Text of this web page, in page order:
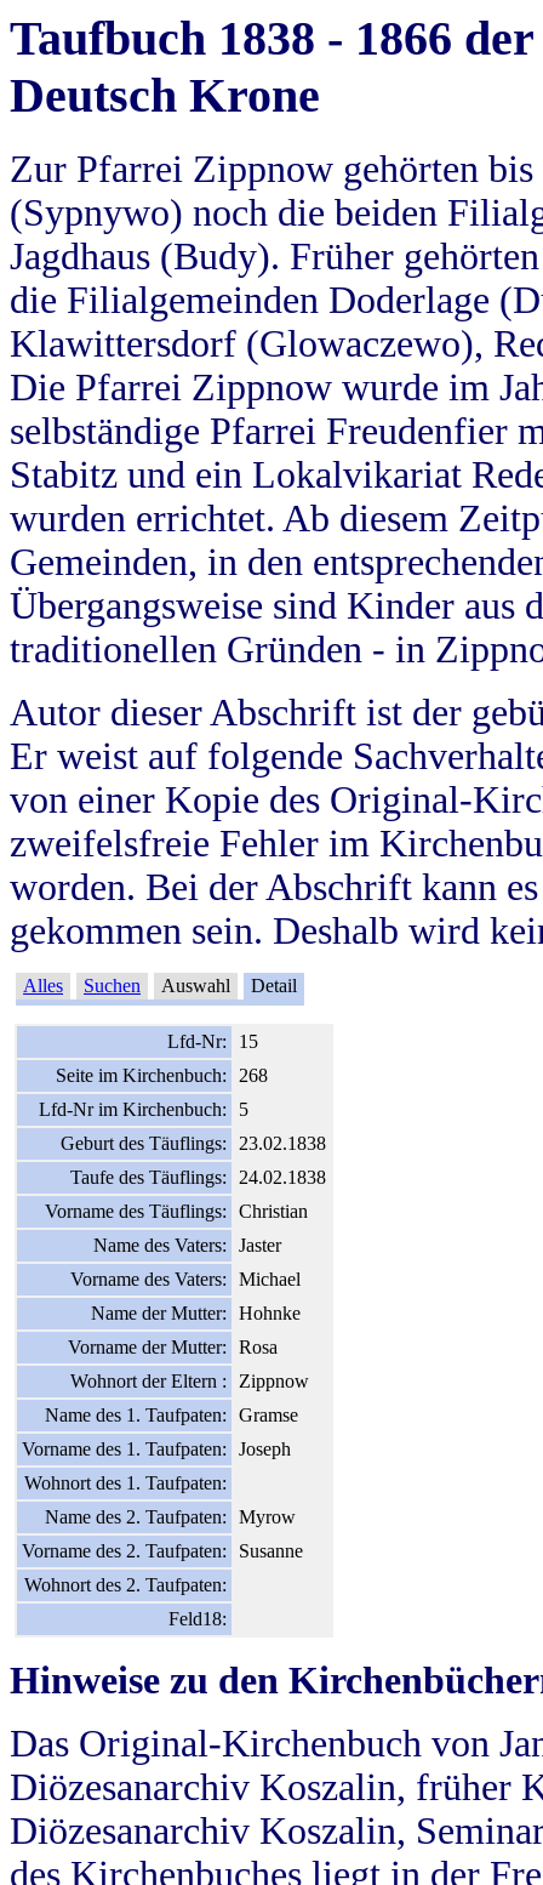
Taufbuch 1838 - 1866
Deutsch Krone
Zur Pfarrei Zippnow gehörten
(Sypnywo) noch die beiden
Jagdhaus (Budy). Früher
die Filialgemeinden Doderlage
Klawittersdorf (Glowaczewo),
Die Pfarrei Zippnow wurde im
selbständige Pfarrei Freudenfier
Stabitz und ein Lokalvikariat
wurden errichtet. Ab diesem
Gemeinden, in den
Übergangsweise sind Kinder aus
traditionellen Gründen - in
Autor dieser Abschrift ist der
Er weist auf folgende
von einer Kopie des Original-
zweifelsfreie Fehler im
worden. Bei der Abschrift kann
gekommen sein. Deshalb wird
Alles Suchen Auswahl Detail
Lfd-Nr:
15
Seite im Kirchenbuch:
268
Lfd-Nr im Kirchenbuch:
5
Geburt des Täuflings:
23.02.1838
Taufe des Täuflings:
24.02.1838
Vorname des Täuflings:
Christian
Name des Vaters:
Jaster
Vorname des Vaters:
Michael
Name der Mutter:
Hohnke
Vorname der Mutter:
Rosa
Wohnort der Eltern :
Zippnow
Name des 1. Taufpaten:
Gramse
Vorname des 1. Taufpaten:
Joseph
Wohnort des 1. Taufpaten:
Name des 2. Taufpaten:
Myrow
Vorname des 2. Taufpaten:
Susanne
Wohnort des 2. Taufpaten:
Feld18:
Hinweise zu den
Das Original-Kirchenbuch von
Diözesanarchiv Koszalin, früher
Diözesanarchiv Koszalin,
des Kirchenbuches liegt in der